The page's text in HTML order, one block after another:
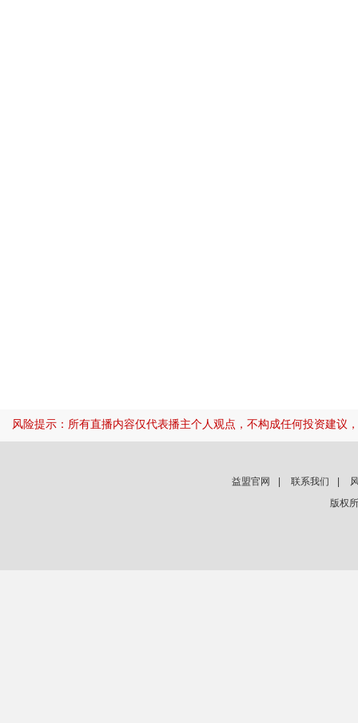
风险提示：所有直播内容仅代表播主个人观点，不构成任何投资建议
益盟官网 联系我们
版权